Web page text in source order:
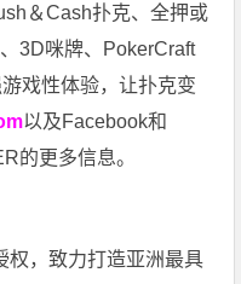
＆Cash扑克、全押或
3D咪牌、PokerCraft
戏性体验，让扑克变
以及Facebook和
的更多信息。
权，致力打造亚洲最具